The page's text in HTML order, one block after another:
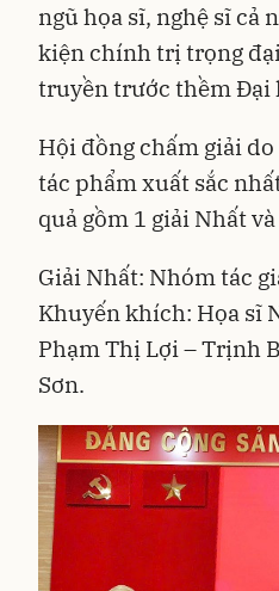
ngũ họa sĩ, nghệ sĩ cả
kiện chính trị trọng
truyền trước thềm Đại
Hội đồng chấm giải
tác phẩm xuất sắc
quả gồm 1 giải Nhất
Giải Nhất: Nhóm tác
Khuyến khích: Họa sĩ
Phạm Thị Lợi – Trịnh
Sơn.